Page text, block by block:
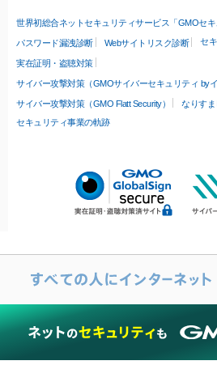
世界初総合ネットセキュリティサービス「GMOセキ
パスワード漏洩診断 Webサイトリスク診断 セ
実在証明・盗聴対策
サイバー攻撃対策（GMOサイバーセキュリティ byイ
サイバー攻撃対策（GMO Flatt Security）
なりす
セキュリティ事業の軌跡